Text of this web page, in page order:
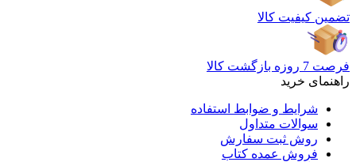
تضمین کیفیت کالا
فرصت 7 روزه بازگشت کالا
راهنمای خرید
شرایط و ضوابط استفاده
سوالات متداول
روش ثبت سفارش
فروش عمده کتاب